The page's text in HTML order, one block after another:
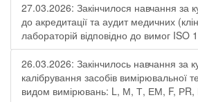
27.03.2026: Закінчилося навчання за
до акредитації та аудит медичних
лабораторій відповідно до вимог ISO
26.03.2026: Закінчилось навчання за
калібрування засобів вимірювальної
видом вимірювань: L, М, Т, ЕМ, F, РR,